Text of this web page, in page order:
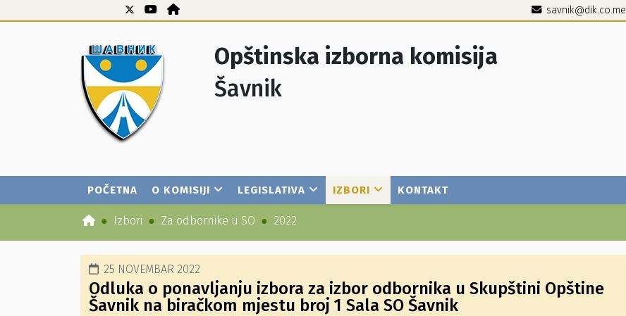
savnik@dik.co.me
Opštinska izborna komisija
Šavnik
POČETNA O KOMISIJI LEGISLATIVA IZBORI KONTAKT
Izbori Za odbornike u SO 2022
25 NOVEMBAR 2022
Odluka o ponavljanju izbora za izbor odbornika u Skupštini Opštine
Šavnik na biračkom mjestu broj 1 Sala SO Šavnik